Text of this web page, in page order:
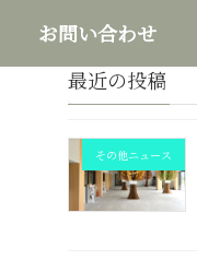
お問い合わせ
最近の投稿
その他ニュース